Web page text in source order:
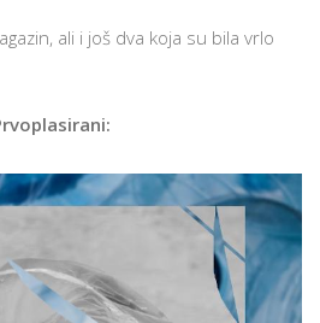
ali i još dva koja su bila vrlo